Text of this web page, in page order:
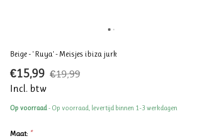
Beige - ' Ruya' - Meisjes ibiza jurk
€15,99 €19,99
Incl. btw
Op voorraad- Op voorraad, levertijd binnen 1-3 werkdagen
Maat: *